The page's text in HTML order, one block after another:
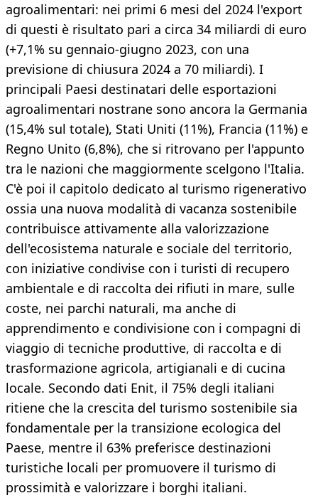
agroalimentari: nei primi 6 mesi del 2024 l'export
di questi è risultato pari a circa 34 miliardi di euro
(+7,1% su gennaio-giugno 2023, con una
previsione di chiusura 2024 a 70 miliardi). I
principali Paesi destinatari delle esportazioni
agroalimentari nostrane sono ancora la Germania
(15,4% sul totale), Stati Uniti (11%), Francia (11%) e
Regno Unito (6,8%), che si ritrovano per l'appunto
tra le nazioni che maggiormente scelgono l'Italia.
C'è poi il capitolo dedicato al turismo rigenerativo
ossia una nuova modalità di vacanza sostenibile
contribuisce attivamente alla valorizzazione
dell'ecosistema naturale e sociale del territorio,
con iniziative condivise con i turisti di recupero
ambientale e di raccolta dei rifiuti in mare, sulle
coste, nei parchi naturali, ma anche di
apprendimento e condivisione con i compagni di
viaggio di tecniche produttive, di raccolta e di
trasformazione agricola, artigianali e di cucina
locale. Secondo dati Enit, il 75% degli italiani
ritiene che la crescita del turismo sostenibile sia
fondamentale per la transizione ecologica del
Paese, mentre il 63% preferisce destinazioni
turistiche locali per promuovere il turismo di
prossimità e valorizzare i borghi italiani.